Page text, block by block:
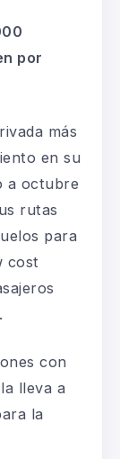
por
más
en su
a octubre
rutas
para
cost
con
lleva a
la